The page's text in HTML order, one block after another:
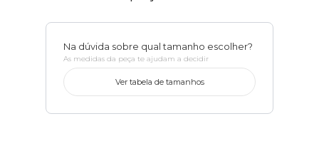
Boné e chapéu
Vela
Boné e chapéu
Guia e
peitoral
Cinto de
Bem-estar
Urbano
Sabonete
Corda de
Necessaire
Necessaire
Óculos de sol
Térmicos
Ver tudo
Papelaria
Papelaria
Decoração
Decoração
Até R$200
Até R$300
Garrafa e copo
Bolsa
Na dúvida sobre qual tamanho escolher?
As medidas da peça te ajudam a decidir
Ver tabela de tamanhos